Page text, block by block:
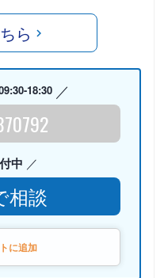
ら
18:30
中
相談
に追加